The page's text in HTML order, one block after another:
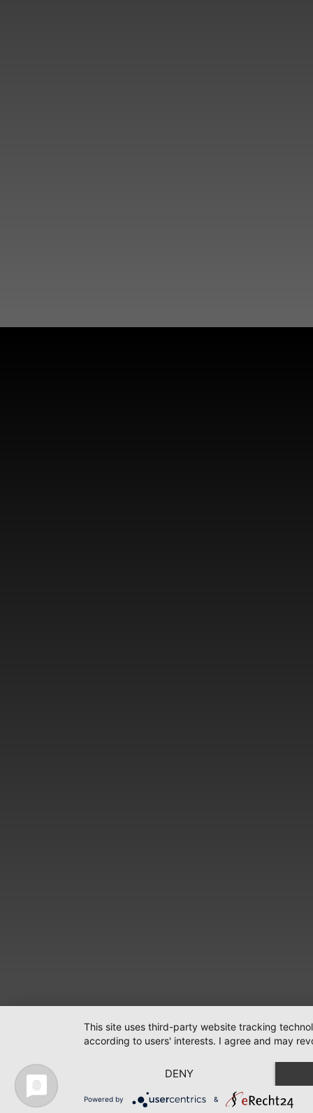
This site uses third-party website tracking
according to users' interests. I agree and may
DENY
Powered by &